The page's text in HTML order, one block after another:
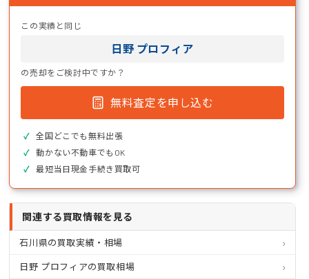
この実績と同じ
日野 プロフィア
の売却をご検討中ですか？
無料査定を申し込む
全国どこでも無料出張
動かない不動車でもOK
最短当日現金手続き買取可
関連する買取情報を見る
石川県の買取実績・相場
日野 プロフィアの買取相場